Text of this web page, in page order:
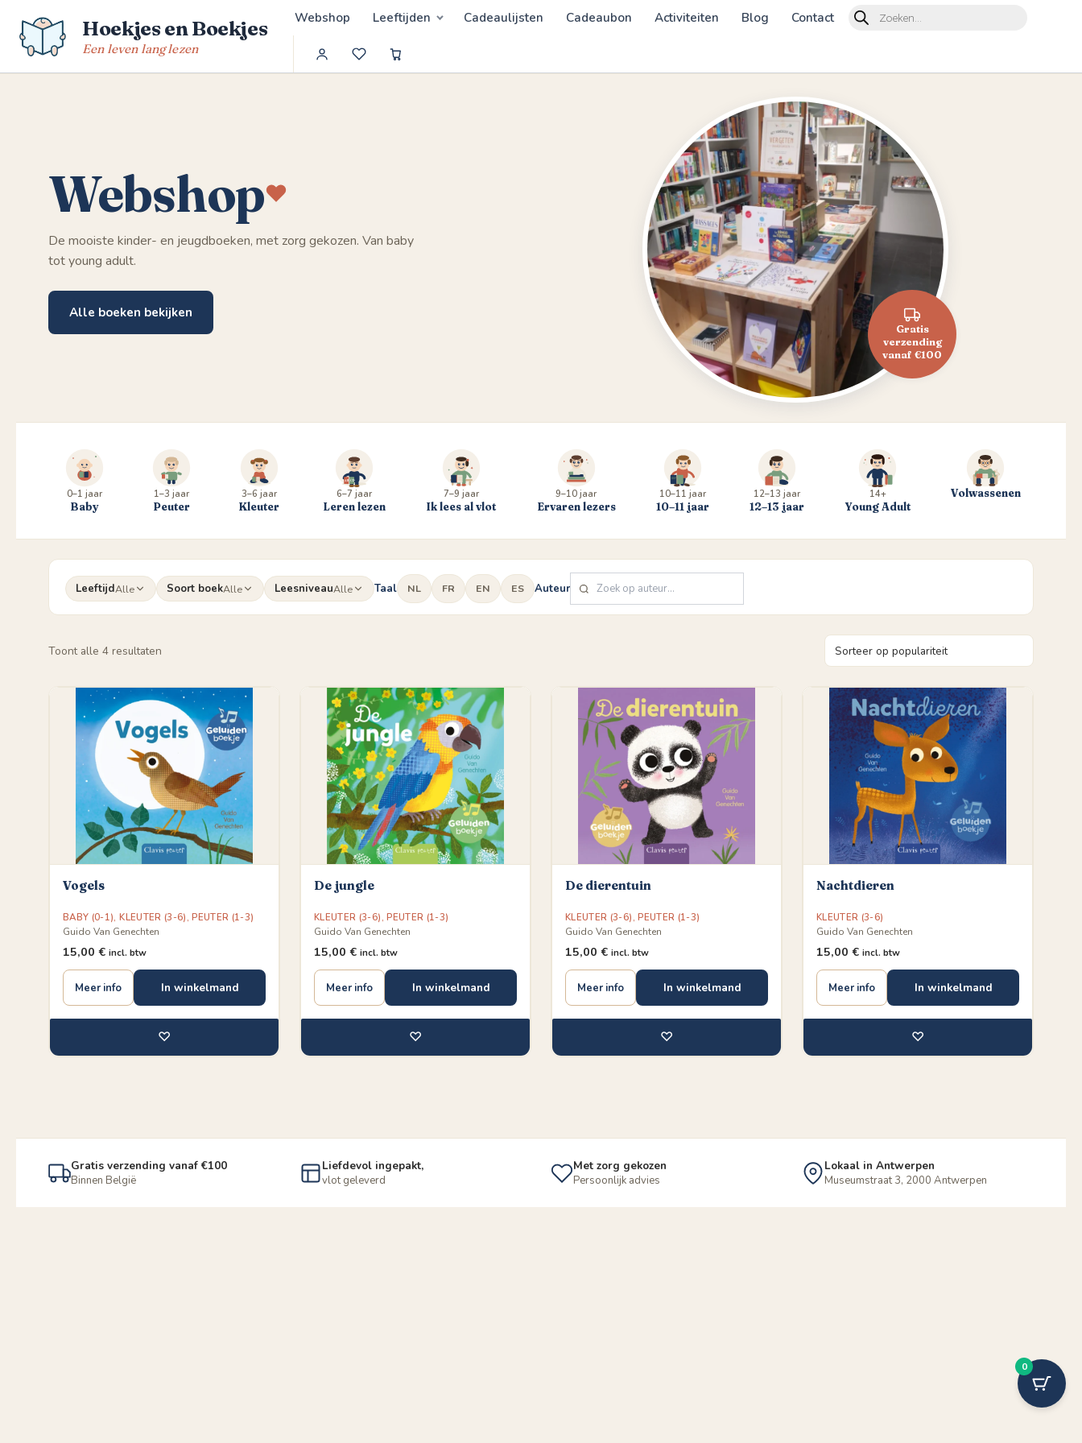
naar
inhoud
Hoekjes en Boekjes
Een leven lang lezen
Webshop Leeftijden Cadeaulijsten Cadeaubon Activiteiten Blog Contact
Products
search
Webshop
De mooiste kinder- en jeugdboeken, met zorg gekozen. Van baby
tot young adult.
Alle boeken bekijken
Gratis
verzending
vanaf €100
0–1 jaar
Baby
1–3 jaar
Peuter
3–6 jaar
Kleuter
6–7 jaar
Leren lezen
7–9 jaar
Ik lees al vlot
9–10 jaar
Ervaren lezers
10–11 jaar
10–11 jaar
12–13 jaar
12–13 jaar
14+
Young Adult
Volwassenen
LeeftijdAlle Soort boekAlle LeesniveauAlle Taal NL FR EN ES Auteur
Toont alle 4 resultaten
Vogels
BABY (0-1),KLEUTER (3-6),PEUTER (1-3)
Guido Van Genechten
15,00 € incl. btw
Meer info In winkelmand
♡
De jungle
KLEUTER (3-6),PEUTER (1-3)
Guido Van Genechten
15,00 € incl. btw
Meer info In winkelmand
♡
De dierentuin
KLEUTER (3-6),PEUTER (1-3)
Guido Van Genechten
15,00 € incl. btw
Meer info In winkelmand
♡
Nachtdieren
KLEUTER (3-6)
Guido Van Genechten
15,00 € incl. btw
Meer info In winkelmand
♡
Gratis verzending vanaf €100
Binnen België
Liefdevol ingepakt,
vlot geleverd
Met zorg gekozen
Persoonlijk advies
Lokaal in Antwerpen
Museumstraat 3, 2000 Antwerpen
0